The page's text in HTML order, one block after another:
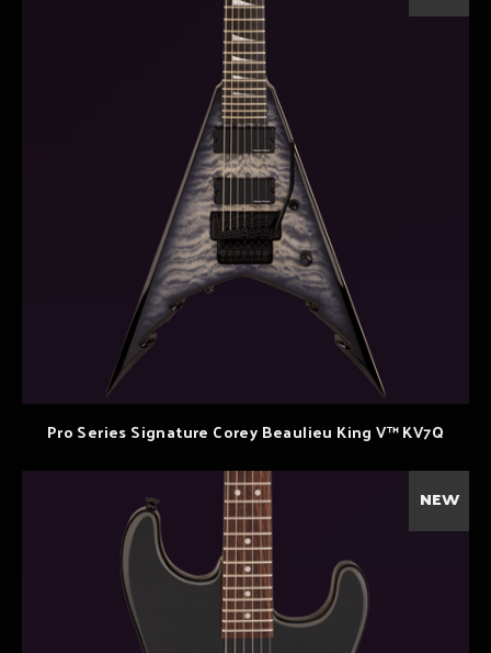
Pro Series Signature Corey Beaulieu King V™ KV7Q
NEW